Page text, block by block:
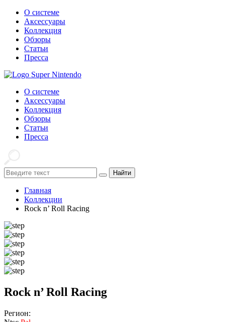
О системе
Аксессуары
Коллекция
Обзоры
Статьи
Пресса
О системе
Аксессуары
Коллекция
Обзоры
Статьи
Пресса
Найти
Главная
Коллекции
Rock n’ Roll Racing
Rock n’ Roll Racing
Регион: